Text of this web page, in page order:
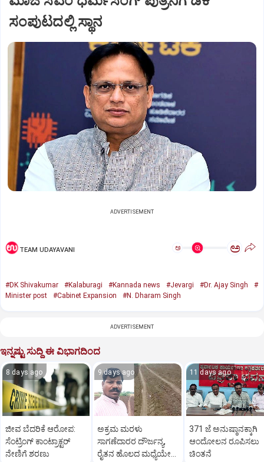
ಸಂಪುಟದಲ್ಲಿ ಸ್ಥಾನ
ADVERTISEMENT
TEAM UDAYAVANI ಅ ಅ
#DK Shivakumar #Kalaburagi #Kannada news #Jevargi #Dr. Ajay Singh
#
Minister post
#Cabinet Expansion #N. Dharam Singh
ADVERTISEMENT
ಇನ್ನಷ್ಟು ಸುದ್ದಿ ಈ ವಿಭಾಗದಿಂದ
8 days ago
ಜೀವ ಬೆದರಿಕೆ ಆರೋಪ:
ಸೆಂಟ್ರಿಂಗ್ ಕಾಂಟ್ರಾಕ್ಟರ್
ನೇಣಿಗೆ ಶರಣು
9 days ago
ಅಕ್ರಮ ಮರಳು
ಸಾಗಣೆದಾರರ ದೌರ್ಜನ್ಯ,
ರೈತನ ಹೊಲದ ಮಧ್ಯೆಯೇ
11 days ago
371 ಜೆ ಅನುಷ್ಠಾನಕ್ಕಾಗಿ
ಆಂದೋಲನ ರೂಪಿಸಲು
ಚಿಂತನೆ